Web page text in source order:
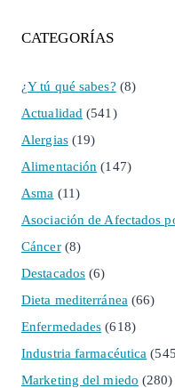
CATEGORÍAS
¿Y tú qué sabes? (8)
Actualidad (541)
Alergias(19)
Alimentación (147)
Asma (11)
Asociación de Afectados
Cáncer(8)
Destacados (6)
Dieta mediterránea (66)
Enfermedades (618)
Industria farmacéutica
Marketing del miedo (280)